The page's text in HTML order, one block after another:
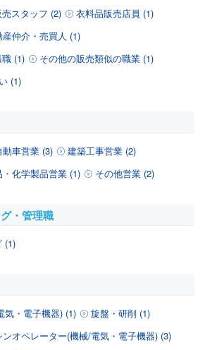
スタッフ (2)
衣料品販売店員 (1)
産仲介・売買人 (1)
(1)
その他の販売類似の職業 (1)
(1)
動車営業 (3)
建築工事営業 (2)
・化学製品営業 (1) その他営業 (2)
・管理職
(1)
気・電子機器) (1)
旋盤・研削 (1)
ンオペレーター(機械/電気・電子機器) (3)